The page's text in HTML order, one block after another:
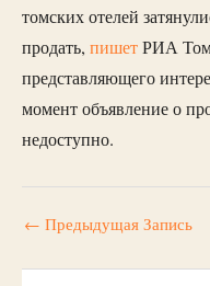
томских отелей
продать, пишетРИА
представляющего
момент объявление о
недоступно.
← Предыдущая Запись